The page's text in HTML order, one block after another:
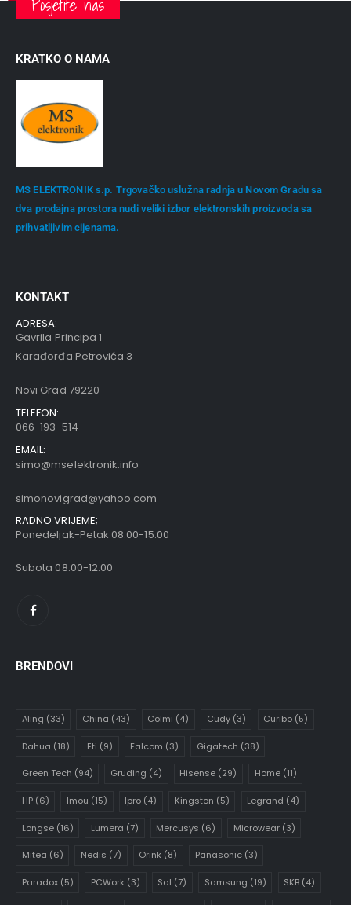
KRATKO O NAMA
MS ELEKTRONIK s.p. Trgovačko uslužna radnja u Novom Gradu sa
dva prodajna prostora nudi veliki izbor elektronskih proizvoda sa
prihvatljivim cijenama.
KONTAKT
ADRESA:
Gavrila Principa 1
Karađorđa Petrovića 3
Novi Grad 79220
TELEFON:
066-193-514
EMAIL:
simo@mselektronik.info
simonovigrad@yahoo.com
RADNO VRIJEME;
Ponedeljak-Petak 08:00-15:00
Subota 08:00-12:00
BRENDOVI
Aling (33) China (43) Colmi (4) Cudy(3) Curibo (5)
Dahua (18) Eti (9) Falcom (3) Gigatech (38)
Green Tech (94) Gruding (4) Hisense (29) Home(11)
HP(6) Imou (15) Ipro (4) Kingston (5) Legrand (4)
Longse(16) Lumera (7) Mercusys (6) Microwear(3)
Mitea (6) Nedis (7) Orink (8) Panasonic(3)
Paradox(5) PCWork (3) Sal (7) Samsung (19) SKB (4)